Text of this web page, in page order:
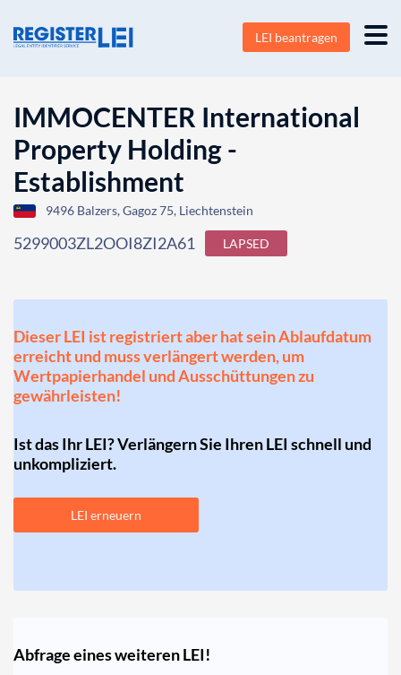
LEI beantragen
IMMOCENTER International
Property Holding -
Establishment
9496 Balzers, Gagoz 75, Liechtenstein
5299003ZL2OOI8ZI2A61 LAPSED
Dieser LEI ist registriert aber hat sein Ablaufdatum
erreicht und muss verlängert werden, um
Wertpapierhandel und Ausschüttungen zu
gewährleisten!
Ist das Ihr LEI? Verlängern Sie Ihren LEI schnell und
unkompliziert.
LEI erneuern
Abfrage eines weiteren LEI!